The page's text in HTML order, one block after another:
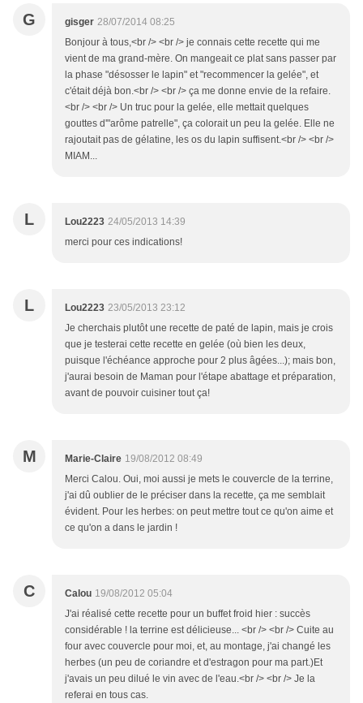
G gisger 28/07/2014 08:25
Bonjour à tous,<br /> <br /> je connais cette recette qui me
vient de ma grand-mère. On mangeait ce plat sans passer par
la phase "désosser le lapin" et "recommencer la gelée", et
c'était déjà bon.<br /> <br /> ça me donne envie de la refaire.
<br /> <br /> Un truc pour la gelée, elle mettait quelques
gouttes d'"arôme patrelle", ça colorait un peu la gelée. Elle ne
rajoutait pas de gélatine, les os du lapin suffisent.<br /> <br />
MIAM...
L Lou2223 24/05/2013 14:39
merci pour ces indications!
L Lou2223 23/05/2013 23:12
Je cherchais plutôt une recette de paté de lapin, mais je crois
que je testerai cette recette en gelée (où bien les deux,
puisque l'échéance approche pour 2 plus âgées...); mais bon,
j'aurai besoin de Maman pour l'étape abattage et préparation,
avant de pouvoir cuisiner tout ça!
M Marie-Claire 19/08/2012 08:49
Merci Calou. Oui, moi aussi je mets le couvercle de la terrine,
j'ai dû oublier de le préciser dans la recette, ça me semblait
évident. Pour les herbes: on peut mettre tout ce qu'on aime et
ce qu'on a dans le jardin !
C Calou 19/08/2012 05:04
J'ai réalisé cette recette pour un buffet froid hier : succès
considérable ! la terrine est délicieuse... <br /> <br /> Cuite au
four avec couvercle pour moi, et, au montage, j'ai changé les
herbes (un peu de coriandre et d'estragon pour ma part.)Et
j'avais un peu dilué le vin avec de l'eau.<br /> <br /> Je la
referai en tous cas.